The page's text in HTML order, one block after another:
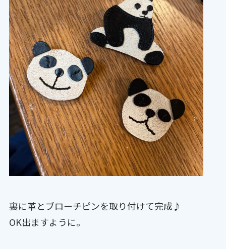
裏に革とブローチピンを取り付けて完成♪
OK出ますように。